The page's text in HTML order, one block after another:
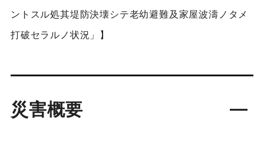
ントスル処其堤防決壊シテ老幼避難及家屋波濤ノタメ
打破セラルノ状況」】
災害概要